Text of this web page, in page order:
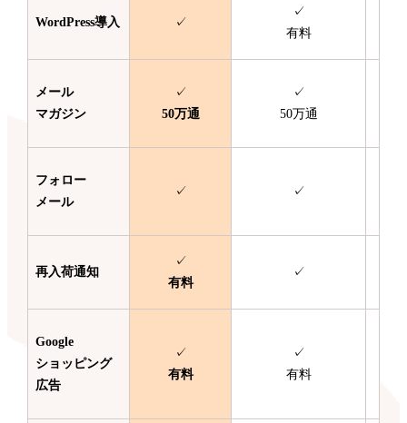
WordPress導入 ✓
✓
有料
メール
マガジン
✓
50万通
✓
50万通
フォロー
メール
✓ ✓
再入荷通知
✓
有料
✓
Google
ショッピング
広告
✓
有料
✓
有料